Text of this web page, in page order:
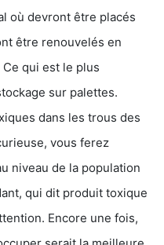
où devront être placés
être renouvelés en
qui est le plus
sur palettes.
dans les trous des
vous ferez
niveau de la population
qui dit produit toxique
Encore une fois,